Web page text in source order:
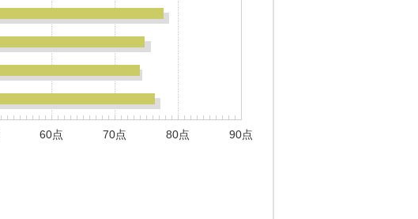
60点 70点 80点 90点